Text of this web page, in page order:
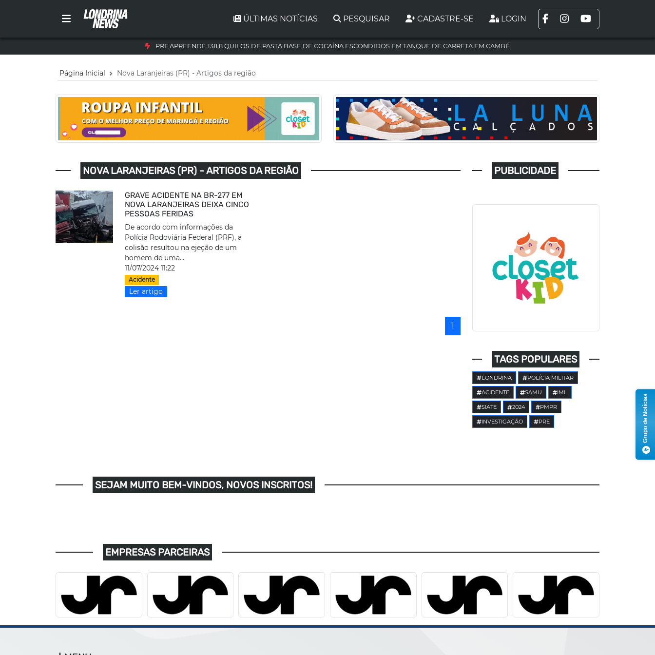
ÚLTIMAS NOTÍCIAS PESQUISAR CADASTRE-SE LOGIN
PRF APREENDE 138,8 QUILOS DE PASTA BASE DE COCAÍNA ESCONDIDOS EM TANQUE DE CARRETA EM CAMBÉ
Página Inicial Nova Laranjeiras (PR) - Artigos da região
NOVA LARANJEIRAS (PR) - ARTIGOS DA REGIÃO
GRAVE ACIDENTE NA BR-277 EM
NOVA LARANJEIRAS DEIXA CINCO
PESSOAS FERIDAS
De acordo com informações da
Polícia Rodoviária Federal (PRF), a
colisão resultou na ejeção de um
homem de uma...
11/07/2024 11:22
Acidente
Ler artigo
1
PUBLICIDADE
TAGS POPULARES
LONDRINA POLÍCIA MILITAR
ACIDENTE SAMU IML
SIATE 2024 PMPR
INVESTIGAÇÃO PRE
SEJAM MUITO BEM-VINDOS, NOVOS INSCRITOS!
EMPRESAS PARCEIRAS
Grupo de Notícias